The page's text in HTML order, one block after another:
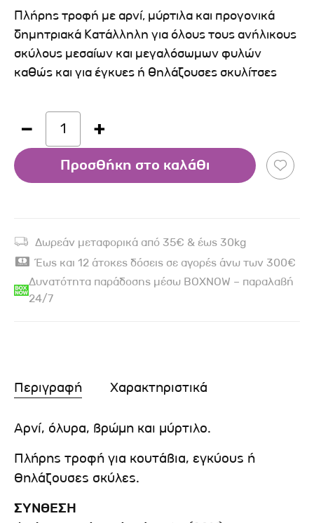
Πλήρης τροφή με αρνί, μύρτιλα και προγονικά
δημητριακά Κατάλληλη για όλους τους ανήλικους
σκύλους μεσαίων και μεγαλόσωμων φυλών
καθώς και για έγκυες ή θηλάζουσες σκυλίτσες
1
Προσθήκη στο καλάθι
Δωρεάν μεταφορικά από 35€ & έως 30kg
Έως και 12 άτοκες δόσεις σε αγορές άνω των 300€
Δυνατότητα παράδοσης μέσω BOXNOW – παραλαβή
24/7
Περιγραφή Χαρακτηριστικά
Αρνί, όλυρα, βρώμη και μύρτιλο.
Πλήρης τροφή για κουτάβια, εγκύους ή
θηλάζουσες σκύλες.
ΣΥΝΘΕΣΗ